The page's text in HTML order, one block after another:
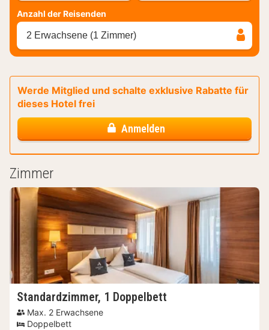
Anzahl der Reisenden
2 Erwachsene (1 Zimmer)
Werde Mitglied und schalte exklusive Rabatte für
dieses Hotel frei
Anmelden
Zimmer
Standardzimmer, 1 Doppelbett
Max. 2 Erwachsene
Doppelbett